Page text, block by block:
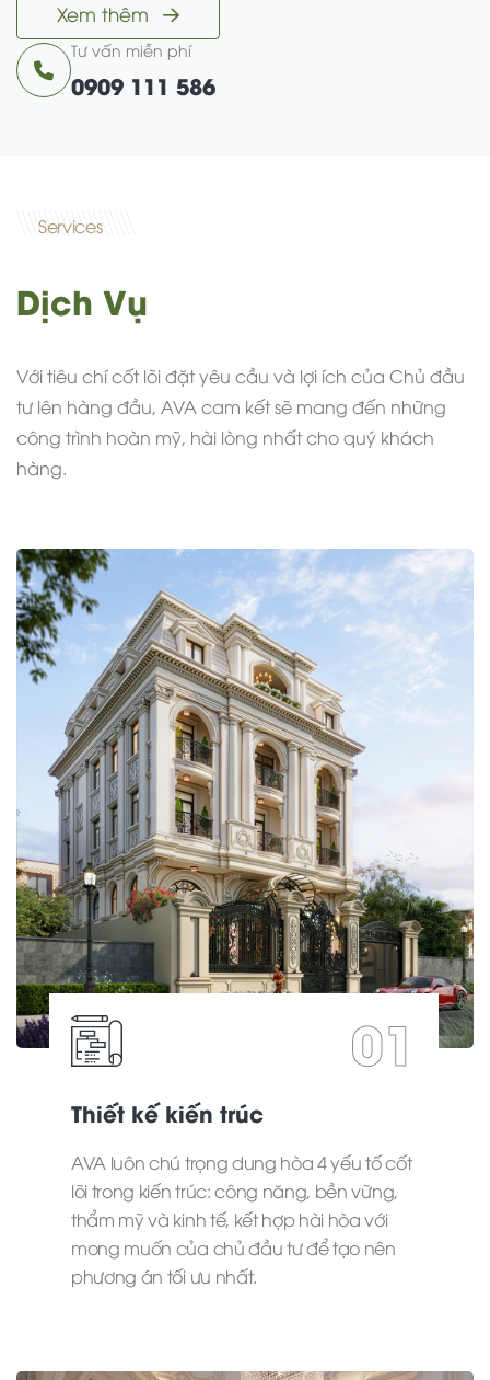
Xem thêm
Tư vấn miễn phí
0909 111 586
Services
Dịch Vụ
Với tiêu chí cốt lõi đặt yêu cầu và lợi ích của Chủ đầu
tư lên hàng đầu, AVA cam kết sẽ mang đến những
công trình hoàn mỹ, hài lòng nhất cho quý khách
hàng.
01
Thiết kế kiến trúc
AVA luôn chú trọng dung hòa 4 yếu tố cốt
lõi trong kiến trúc: công năng, bền vững,
thẩm mỹ và kinh tế, kết hợp hài hòa với
mong muốn của chủ đầu tư để tạo nên
phương án tối ưu nhất.